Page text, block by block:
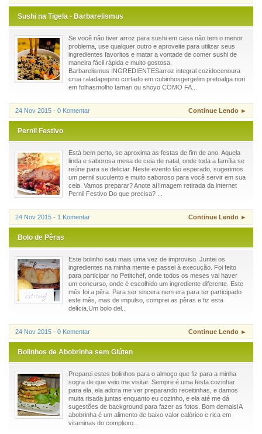
Sushi na Tigela - Barbarelismus
Se você não tiver arroz para sushi em casa não tem o menor
problema, use qualquer outro e aproveite para utilizar seus
ingredientes favoritos e matar a vontade de comer sushi de
maneira fácil rápida e muito gostosa.
Barbarelismus INGREDIENTESarroz integral cozidocenoura
crua raladapepino cortado em cubinhosgergelim pretoalga nori
em folhasmolho tamari ou shoyo COMO FA...
24 Nov 2015 - 0 Komentar Continue Lendo ►
Pernil Festivo
Está bem perto, se aproxima as festas de fim de ano. Aquela
linda e saborosa mesa de ceia de natal, onde toda a família se
reúne para se deliciar. Neste evento tão esperado, sugerimos
um pernil suculento e muito saboroso para você servir em sua
ceia. Vamos preparar? Anote aí!Imagem retirada da internet
Pernil Festivo Do que precisa? ...
24 Nov 2015 - 1 Komentar Continue Lendo ►
Bolo de Pêras
Este bolinho saiu mais uma vez de improviso. Juntei os
ingredientes na minha mente e passei à execução. Foi feito
para participar no Petitchef, onde todos os meses vai haver
um concurso, onde é escolhido um ingrediente diferente. Este
mês foi a pêra. Para ser sincera nem era para ter participado
este mês, mas de impulso, comprei as pêras e fiz esta
delícia.Um bolo del...
24 Nov 2015 - 0 Komentar Continue Lendo ►
Bolinhos de Abobrinha sem Glúten
Preparei estes bolinhos para o almoço que fiz para a minha
sogra de que veio me visitar. Sempre é uma festa cozinhar
para ela, ela adora me ver preparando receitinhas, e damos
muita risada juntas enquanto eu cozinho, e ela até me dá
sugestões de background para fazer as fotos. Bom demais!A
abobrinha é um alimento de baixo valor calórico e rica em
vitaminas do complexo...